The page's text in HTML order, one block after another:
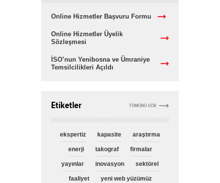
Online Hizmetler Başvuru Formu
Online Hizmetler Üyelik
Sözleşmesi
İSO’nun Yenibosna ve Ümraniye
Temsilcilikleri Açıldı
TÜMÜNÜ GÖR
Etiketler
ekspertiz kapasite araştırma
enerji takograf firmalar
yayınlar inovasyon sektörel
faaliyet yeni web yüzümüz